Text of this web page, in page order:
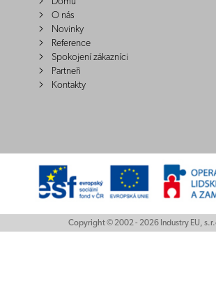
O nás
Novinky
Reference
Spokojení zákazníci
Partneři
Kontakty
Copyright © 2002 - 2026 Industry EU,